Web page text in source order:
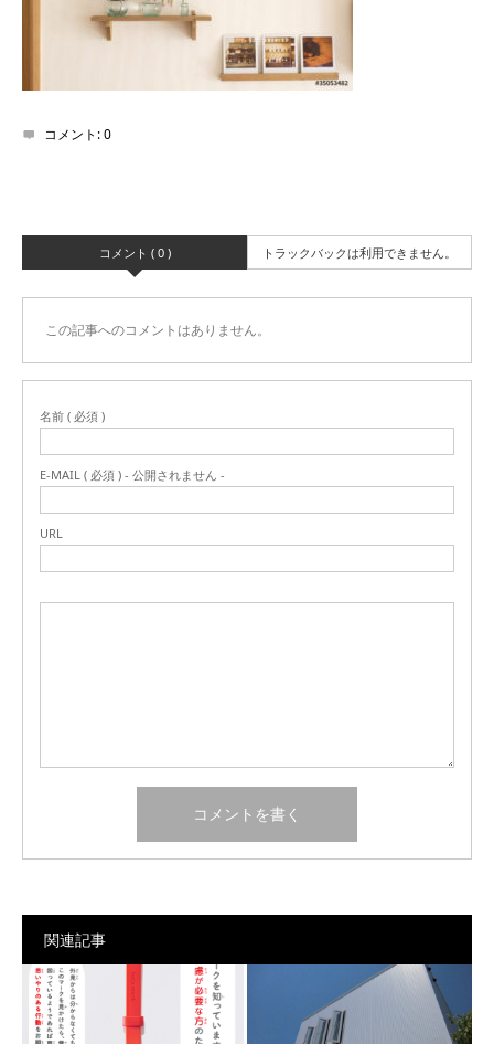
コメント:0
コメント ( 0 ) トラックバックは利用できません。
この記事へのコメントはありません。
名前 ( 必須 )
E-MAIL ( 必須 ) - 公開されません -
URL
関連記事